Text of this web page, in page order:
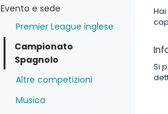
Evento e sede
Premier League inglese
Campionato
Spagnolo
Altre competizioni
Musica
Si